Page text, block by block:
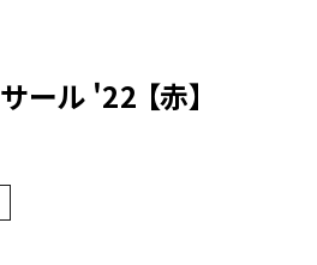
ル '22 【赤】